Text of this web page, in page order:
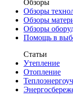
Обзоры
Обзоры
Обзоры
Обзоры
Помощь в
Статьи
Утепление
Отопление